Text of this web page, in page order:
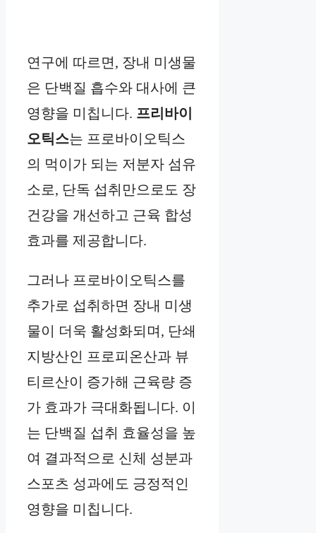
연구에 따르면, 장내 미생물
은 단백질 흡수와 대사에 큰
영향을 미칩니다. 프리바이
오틱스는 프로바이오틱스
의 먹이가 되는 저분자 섬유
소로, 단독 섭취만으로도 장
건강을 개선하고 근육 합성
효과를 제공합니다.
그러나 프로바이오틱스를
추가로 섭취하면 장내 미생
물이 더욱 활성화되며, 단쇄
지방산인 프로피온산과 뷰
티르산이 증가해 근육량 증
가 효과가 극대화됩니다. 이
는 단백질 섭취 효율성을 높
여 결과적으로 신체 성분과
스포츠 성과에도 긍정적인
영향을 미칩니다.